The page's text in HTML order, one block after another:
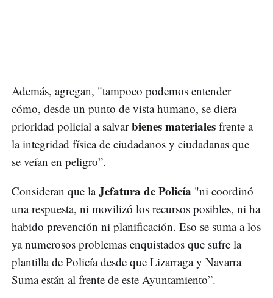
Además, agregan, "tampoco podemos entender
cómo, desde un punto de vista humano, se diera
prioridad policial a salvarbienes materiales frente a
la integridad física de ciudadanos y ciudadanas que
se veían en peligro”.
Consideran que laJefatura de Policía "ni coordinó
una respuesta, ni movilizó los recursos posibles, ni ha
habido prevención ni planificación. Eso se suma a los
ya numerosos problemas enquistados que sufre la
plantilla de Policía desde que Lizarraga y Navarra
Suma están al frente de este Ayuntamiento”.